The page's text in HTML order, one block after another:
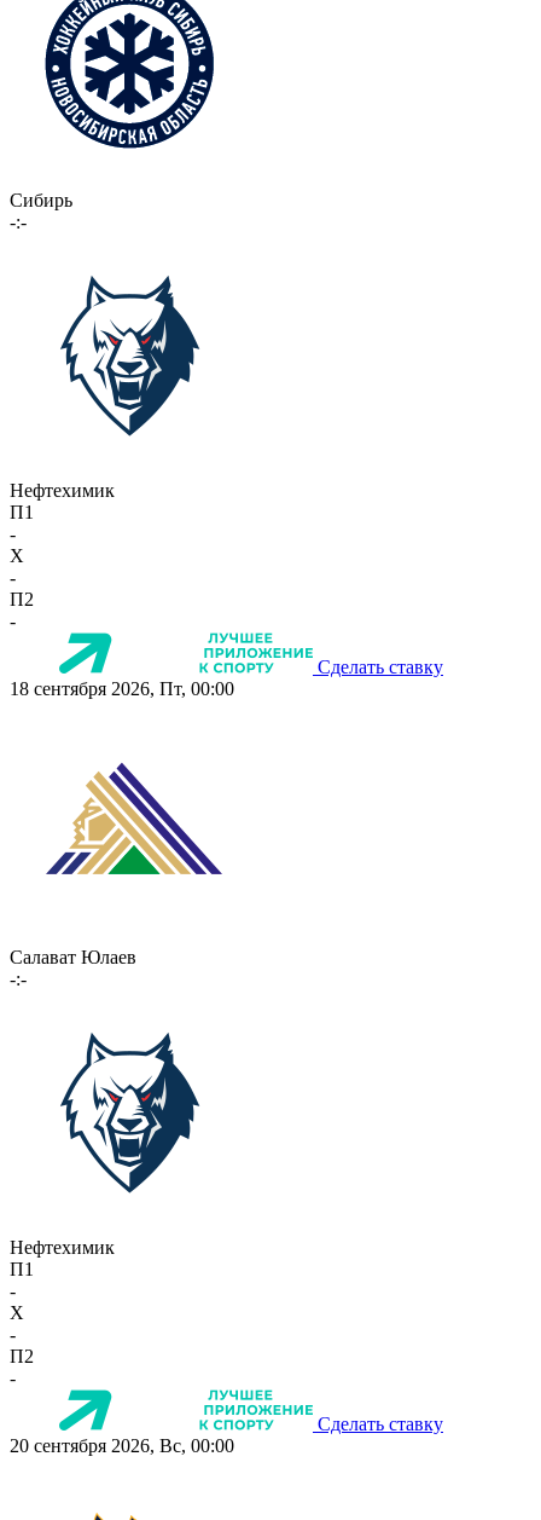
Сибирь
-:-
Нефтехимик
П1
-
X
-
П2
-
Сделать ставку
18 сентября 2026, Пт, 00:00
Салават Юлаев
-:-
Нефтехимик
П1
-
X
-
П2
-
Сделать ставку
20 сентября 2026, Вс, 00:00